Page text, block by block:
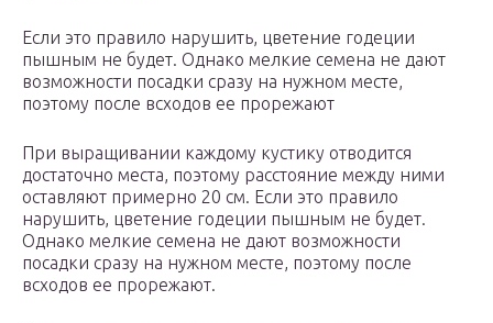
Если это правило нарушить, цветение годеции
пышным не будет. Однако мелкие семена не дают
возможности посадки сразу на нужном месте,
поэтому после всходов ее прорежают
При выращивании каждому кустику отводится
достаточно места, поэтому расстояние между ними
оставляют примерно 20 см. Если это правило
нарушить, цветение годеции пышным не будет.
Однако мелкие семена не дают возможности
посадки сразу на нужном месте, поэтому после
всходов ее прорежают.